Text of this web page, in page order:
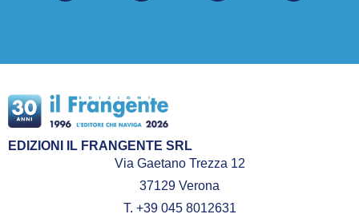
EDIZIONI IL FRANGENTE SRL
Via Gaetano Trezza 12
37129 Verona
T. +39 045 8012631